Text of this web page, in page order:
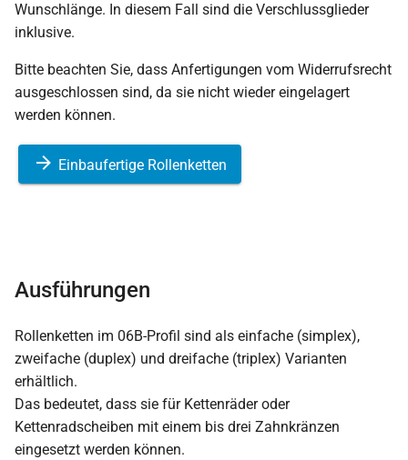
Wunschlänge. In diesem Fall sind die Verschlussglieder
inklusive.
Bitte beachten Sie, dass Anfertigungen vom Widerrufsrecht
ausgeschlossen sind, da sie nicht wieder eingelagert
werden können.
Einbaufertige Rollenketten
Ausführungen
Rollenketten im 06B-Profil sind als einfache (simplex),
zweifache (duplex) und dreifache (triplex) Varianten
erhältlich.
Das bedeutet, dass sie für Kettenräder oder
Kettenradscheiben mit einem bis drei Zahnkränzen
eingesetzt werden können.